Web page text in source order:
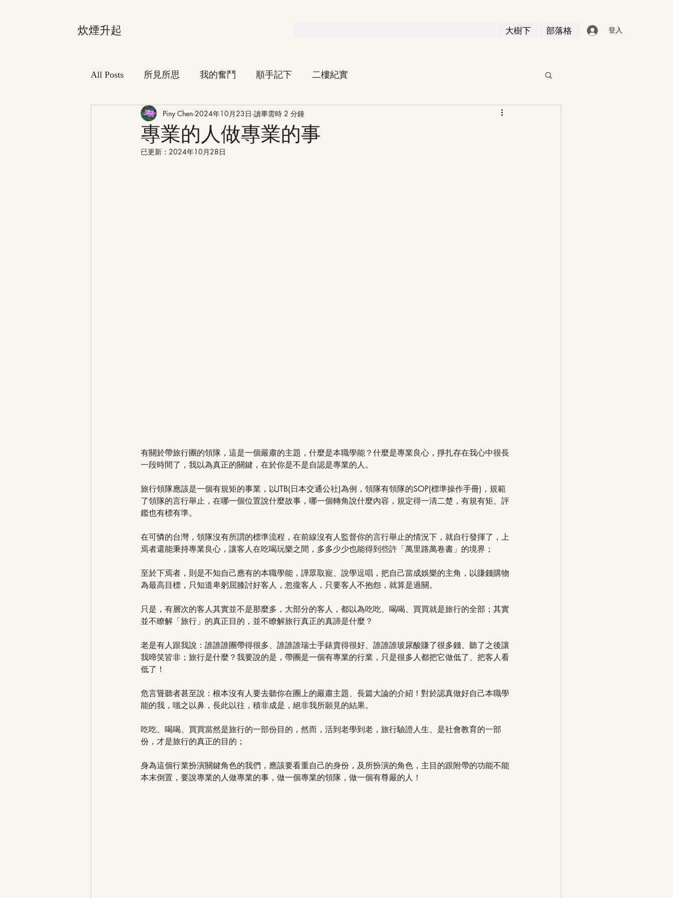
炊煙升起 大樹下 部落格 登入
All Posts 所見所思 我的奮鬥 順手記下 二樓紀實
專業的人做專業的事
Piny Chen 2024年10月23日 讀畢需時 2 分鐘
已更新： 2024年10月28日
有關於帶旅行團的領隊，這是一個嚴肅的主題，什麼是本職學能？什麼是專業良心，掙扎存在我心中很長
一段時間了，我以為真正的關鍵，在於你是不是自認是專業的人。
旅行領隊應該是一個有規矩的事業，以JTB(日本交通公社)為例，領隊有領隊的SOP(標準操作手冊)，規範
了領隊的言行舉止，在哪一個位置說什麼故事，哪一個轉角說什麼內容，規定得一清二楚，有規有矩、評
鑑也有標有準。
在可憐的台灣，領隊沒有所謂的標準流程，在前線沒有人監督你的言行舉止的情況下，就自行發揮了，上
焉者還能秉持專業良心，讓客人在吃喝玩樂之間，多多少少也能得到些許「萬里路萬卷書」的境界；
至於下焉者，則是不知自己應有的本職學能，譁眾取寵、說學逗唱，把自己當成娛樂的主角，以賺錢購物
為最高目標，只知道卑躬屈膝討好客人，忽攏客人，只要客人不抱怨，就算是過關。
只是，有層次的客人其實並不是那麼多，大部分的客人，都以為吃吃、喝喝、買買就是旅行的全部；其實
並不瞭解「旅行」的真正目的，並不瞭解旅行真正的真諦是什麼？
老是有人跟我說：誰誰誰團帶得很多、誰誰誰瑞士手錶賣得很好、誰誰誰玻尿酸賺了很多錢、聽了之後讓
我啼笑皆非；旅行是什麼？我要說的是，帶團是一個有專業的行業，只是很多人都把它做低了、把客人看
低了！
危言聳聽者甚至說：根本沒有人要去聽你在團上的嚴肅主題、長篇大論的介紹！對於認真做好自己本職學
能的我，嗤之以鼻，長此以往，積非成是，絕非我所願見的結果。
吃吃、喝喝、買買當然是旅行的一部份目的，然而，活到老學到老，旅行驗證人生、是社會教育的一部
份，才是旅行的真正的目的；
身為這個行業扮演關鍵角色的我們，應該要看重自己的身份，及所扮演的角色，主目的跟附帶的功能不能
本末倒置，要說專業的人做專業的事，做一個專業的領隊，做一個有尊嚴的人！